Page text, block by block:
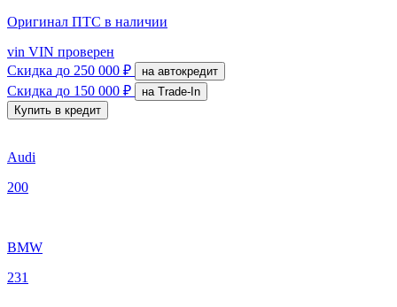
Оригинал ПТС в наличии
vin VIN проверен
Скидка до 250 000 ₽ на автокредит
Скидка до 150 000 ₽
на Trade-In
Купить в кредит
Audi
200
BMW
231